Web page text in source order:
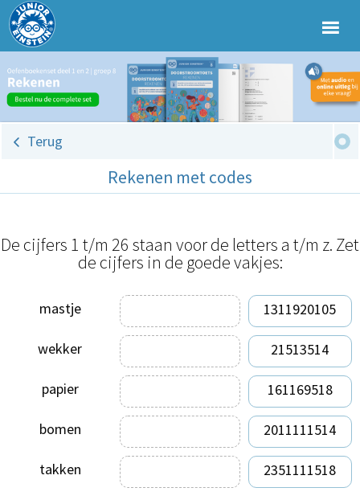
Terug
Rekenen met codes
De cijfers 1 t/m 26 staan voor de letters a t/m z. Zet
de cijfers in de goede vakjes:
mastje
wekker
papier
bomen
takken
1311920105
21513514
161169518
2011111514
2351111518